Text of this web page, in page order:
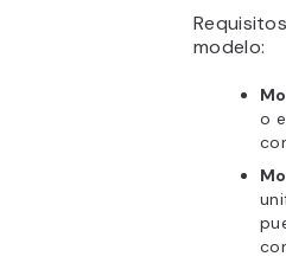
modelo:
o